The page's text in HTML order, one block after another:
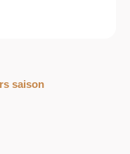
saison